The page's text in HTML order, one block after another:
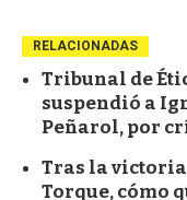
RELACIONADAS
Tribunal de
suspendió a
Peñarol, por
Tras la victoria
Torque, cómo